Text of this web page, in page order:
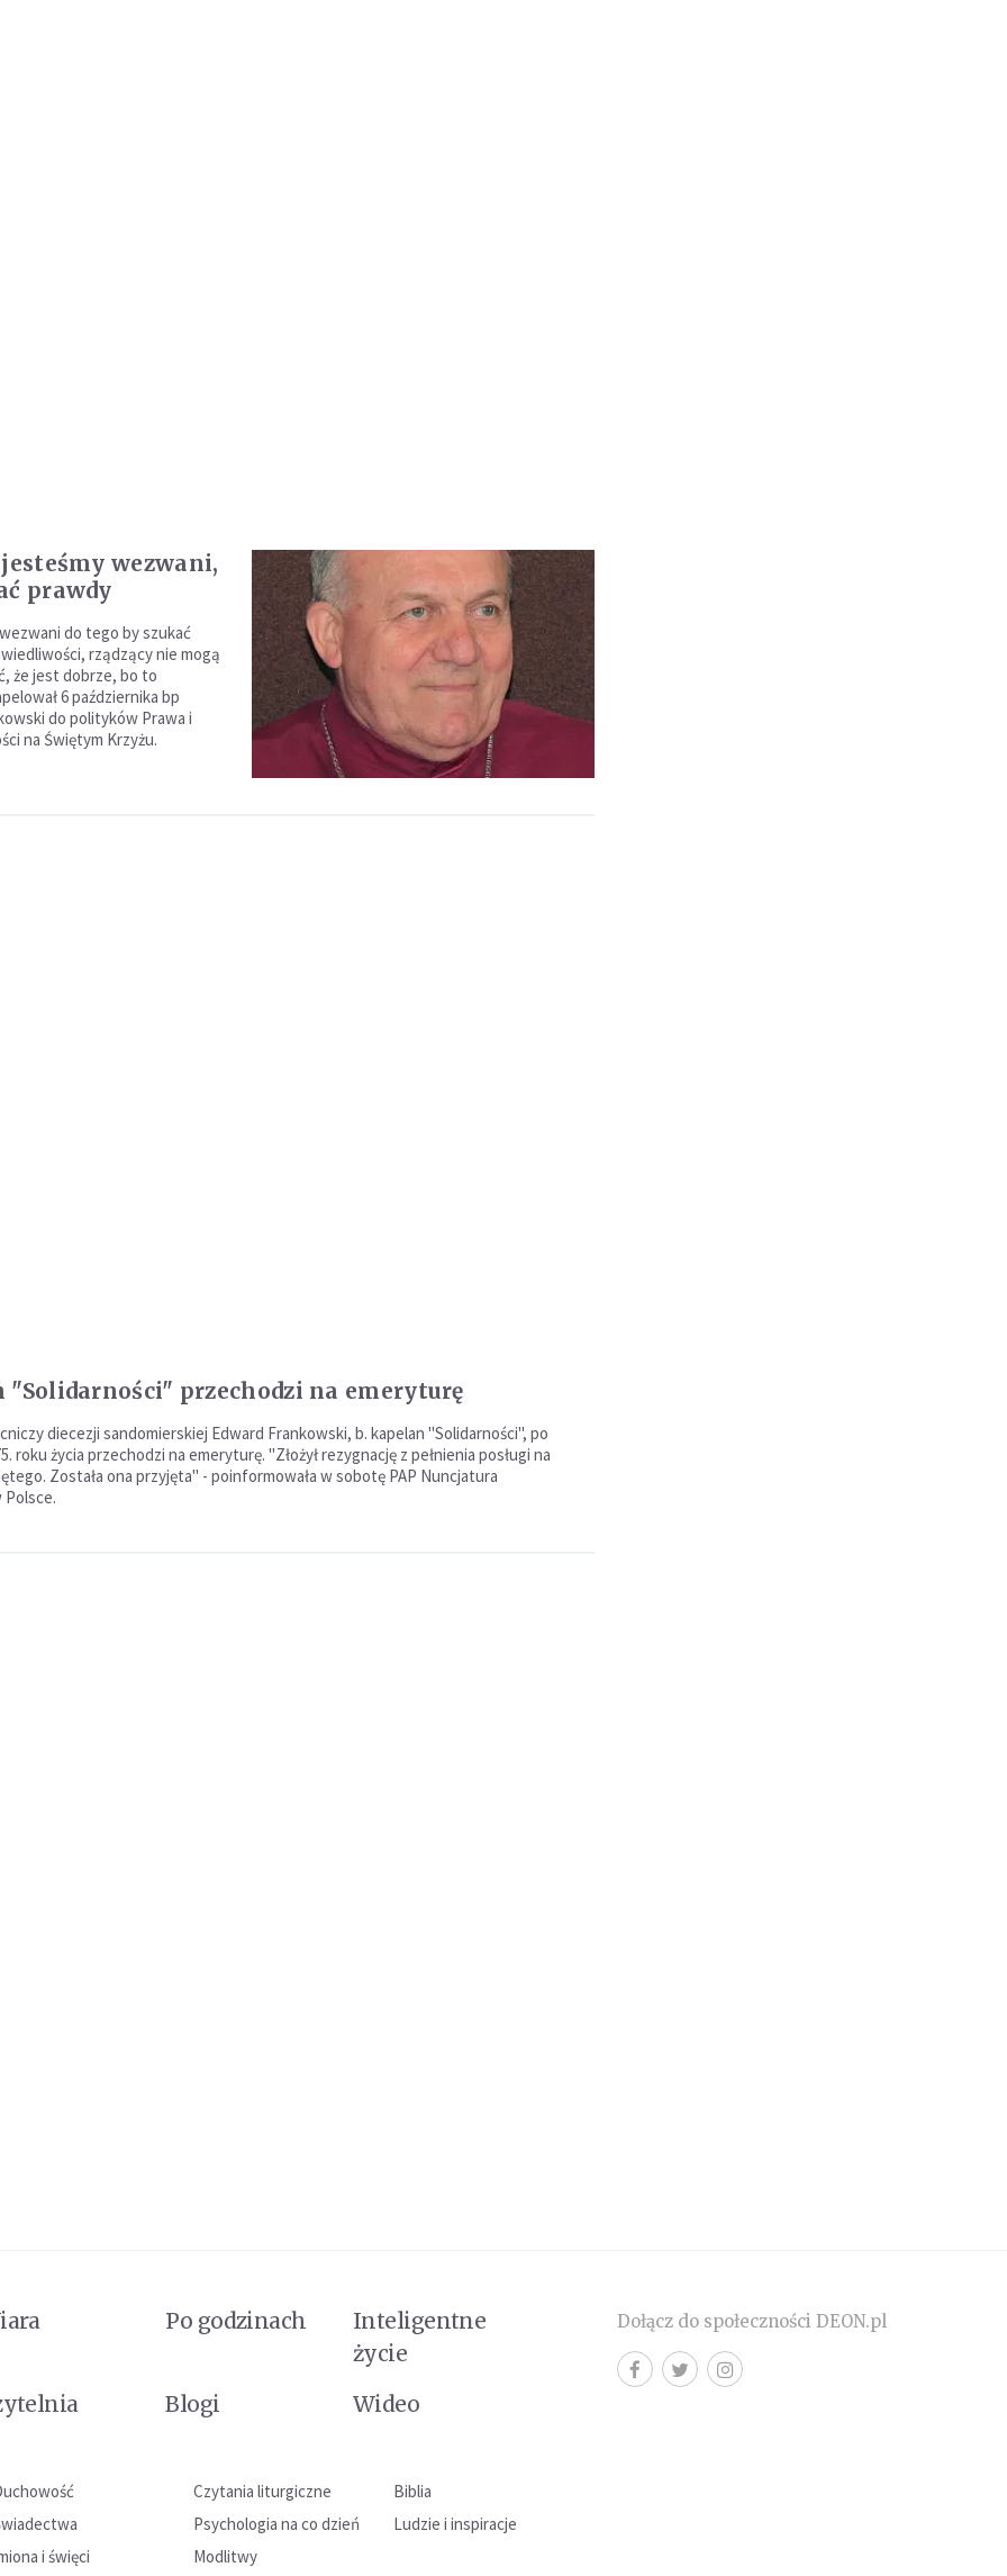
wezwani,
prawdy
do tego by szukać
rządzący nie mogą
że jest dobrze, bo to
6 października bp
do polityków Prawa i
na Świętym Krzyżu.
"Solidarności" przechodzi na emeryturę
diecezji sandomierskiej Edward Frankowski, b. kapelan "Solidarności", po
roku życia przechodzi na emeryturę. "Złożył rezygnację z pełnienia posługi na
Została ona przyjęta" - poinformowała w sobotę PAP Nuncjatura
Po godzinach
Inteligentne
życie
Blogi Wideo
Czytania liturgiczne
Biblia
Psychologia na co dzień
Ludzie i inspiracje
i święci Modlitwy
Dołącz do społeczności DEON.pl